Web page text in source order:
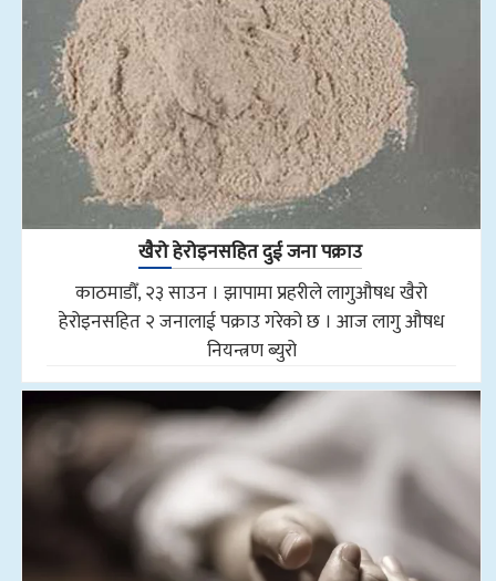
खैरो हेरोइनसहित दुई जना पक्राउ
काठमाडौँ, २३ साउन । झापामा प्रहरीले लागुऔषध खैरो
हेरोइनसहित २ जनालाई पक्राउ गरेको छ । आज लागु औषध
नियन्त्रण ब्युरो